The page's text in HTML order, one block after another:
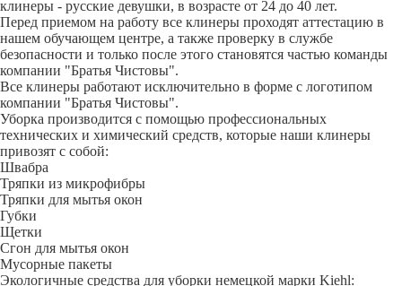
клинеры - русские девушки, в возрасте от 24 до 40 лет.
Перед приемом на работу все клинеры проходят аттестацию в
нашем обучающем центре, а также проверку в службе
безопасности и только после этого становятся частью команды
компании "Братья Чистовы".
Все клинеры работают исключительно в форме с логотипом
компании "Братья Чистовы".
Уборка производится с помощью профессиональных
технических и химический средств, которые наши клинеры
привозят с собой:
Швабра
Тряпки из микрофибры
Тряпки для мытья окон
Губки
Щетки
Сгон для мытья окон
Мусорные пакеты
Экологичные средства для уборки немецкой марки Kiehl: